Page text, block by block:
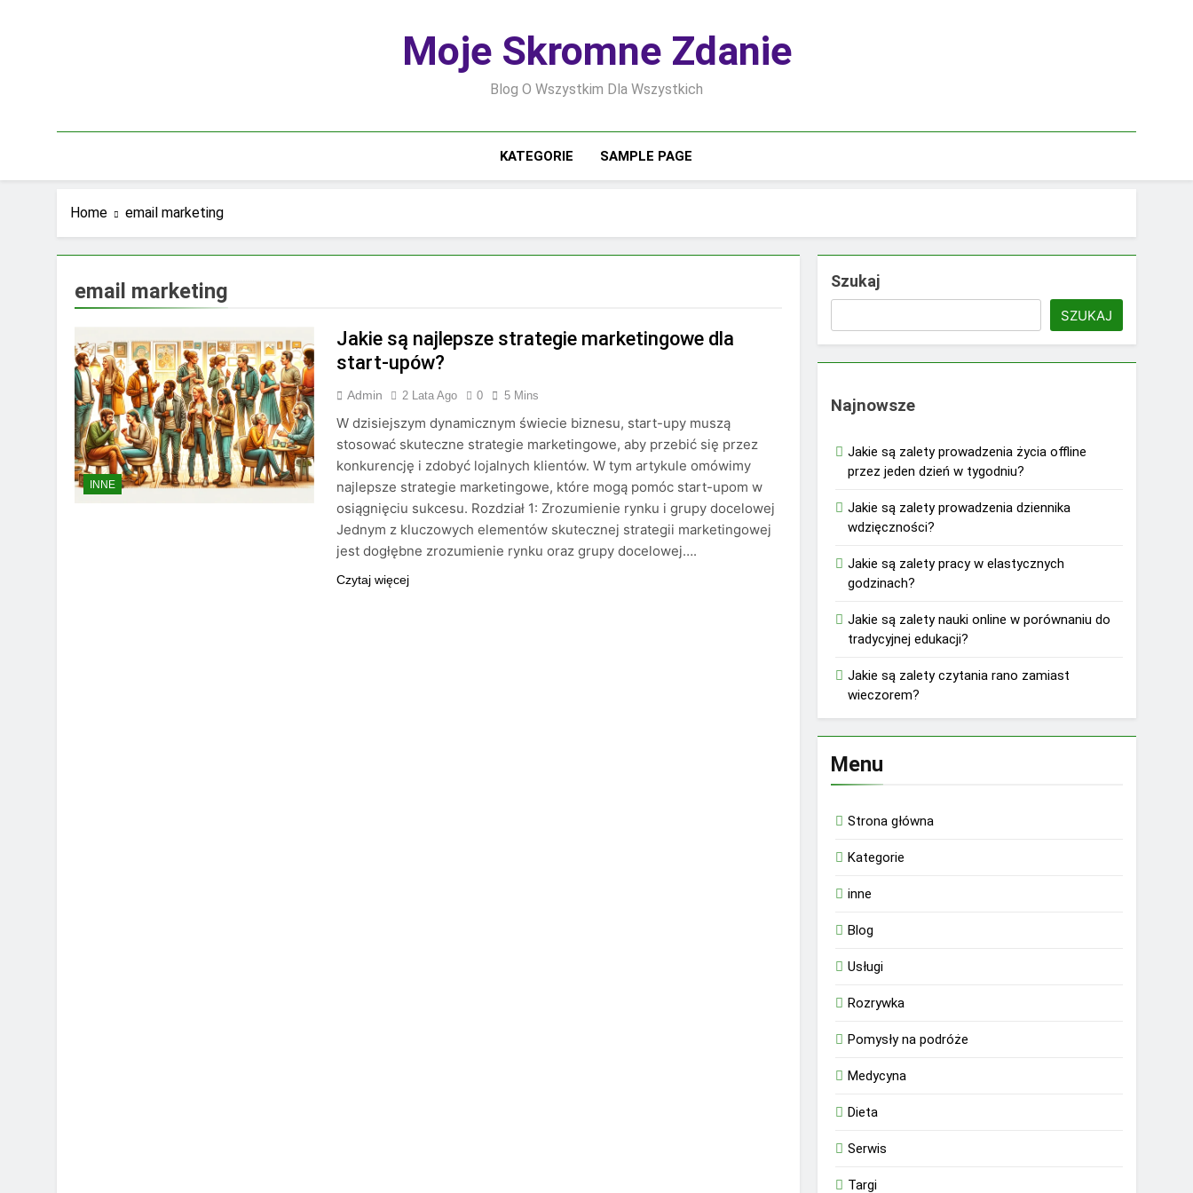
Moje Skromne Zdanie
Blog O Wszystkim Dla Wszystkich
KATEGORIE SAMPLE PAGE
Home email marketing
email marketing
INNE
Jakie są najlepsze strategie marketingowe dla
start-upów?
Admin 2 Lata Ago 0 5 Mins
W dzisiejszym dynamicznym świecie biznesu, start-upy muszą
stosować skuteczne strategie marketingowe, aby przebić się przez
konkurencję i zdobyć lojalnych klientów. W tym artykule omówimy
najlepsze strategie marketingowe, które mogą pomóc start-upom w
osiągnięciu sukcesu. Rozdział 1: Zrozumienie rynku i grupy docelowej
Jednym z kluczowych elementów skutecznej strategii marketingowej
jest dogłębne zrozumienie rynku oraz grupy docelowej….
Czytaj więcej
Szukaj
SZUKAJ
Najnowsze
Jakie są zalety prowadzenia życia offline
przez jeden dzień w tygodniu?
Jakie są zalety prowadzenia dziennika
wdzięczności?
Jakie są zalety pracy w elastycznych
godzinach?
Jakie są zalety nauki online w porównaniu do
tradycyjnej edukacji?
Jakie są zalety czytania rano zamiast
wieczorem?
Menu
Strona główna
Kategorie
inne
Blog
Usługi
Rozrywka
Pomysły na podróże
Medycyna
Dieta
Serwis
Targi